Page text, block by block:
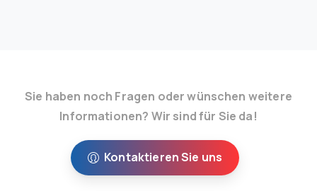
Sie haben noch Fragen oder wünschen weitere
Informationen? Wir sind für Sie da!
Kontaktieren Sie uns